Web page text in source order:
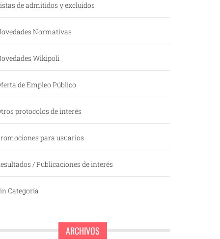
de admitidos y excluidos
Normativas
Wikipoli
de Empleo Público
protocolos de interés
para usuarios
/ Publicaciones de interés
Categoría
ARCHIVOS